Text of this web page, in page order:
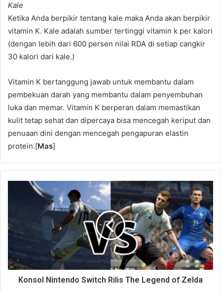
Kale
Ketika Anda berpikir tentang kale maka Anda akan berpikir
vitamin K. Kale adalah sumber tertinggi vitamin k per kalori
(dengan lebih dari 600 persen nilai RDA di setiap cangkir
30 kalori dari kale.)
Vitamin K bertanggung jawab untuk membantu dalam
pembekuan darah yang membantu dalam penyembuhan
luka dan memar. Vitamin K berperan dalam memastikan
kulit tetap sehat dan dipercaya bisa mencegah keriput dan
penuaan dini dengan mencegah pengapuran elastin
protein.[Mas]
Konsol Nintendo Switch Rilis The Legend of Zelda